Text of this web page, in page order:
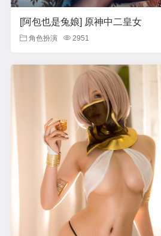
[阿包也是兔娘] 原神中二皇女
角色扮演 2951